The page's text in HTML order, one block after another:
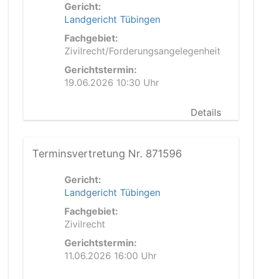
Gericht:
Landgericht Tübingen
Fachgebiet:
Zivilrecht/Forderungsangelegenheit
Gerichtstermin:
19.06.2026 10:30 Uhr
Details
Terminsvertretung Nr. 871596
Gericht:
Landgericht Tübingen
Fachgebiet:
Zivilrecht
Gerichtstermin:
11.06.2026 16:00 Uhr